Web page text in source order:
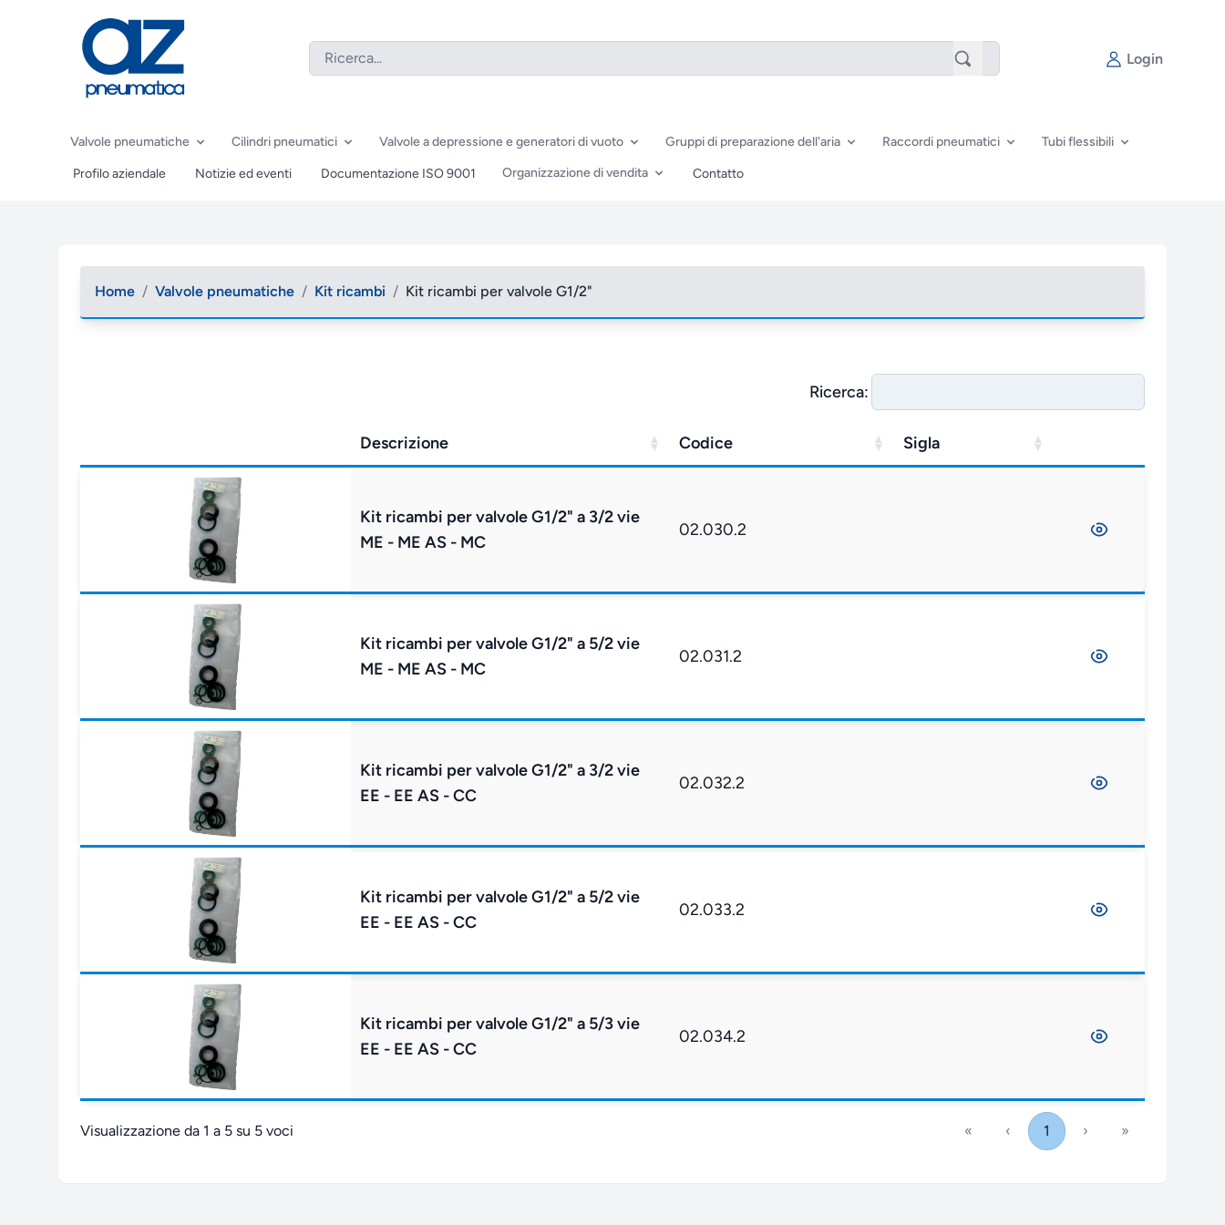
Login
Valvole pneumatiche Cilindri pneumatici Valvole a depressione e generatori di vuoto Gruppi di preparazione dell'aria Raccordi pneumatici Tubi flessibili
Profilo aziendale Notizie ed eventi Documentazione ISO 9001 Organizzazione di vendita Contatto
Home / Valvole pneumatiche / Kit ricambi / Kit ricambi per valvole G1/2"
Ricerca:
Descrizione Codice Sigla
Kit ricambi per valvole G1/2" a 3/2 vie
ME - ME AS - MC
02.030.2
Kit ricambi per valvole G1/2" a 5/2 vie
ME - ME AS - MC
02.031.2
Kit ricambi per valvole G1/2" a 3/2 vie
EE - EE AS - CC
02.032.2
Kit ricambi per valvole G1/2" a 5/2 vie
EE - EE AS - CC
02.033.2
Kit ricambi per valvole G1/2" a 5/3 vie
EE - EE AS - CC
02.034.2
Visualizzazione da 1 a 5 su 5 voci « ‹ 1 › »